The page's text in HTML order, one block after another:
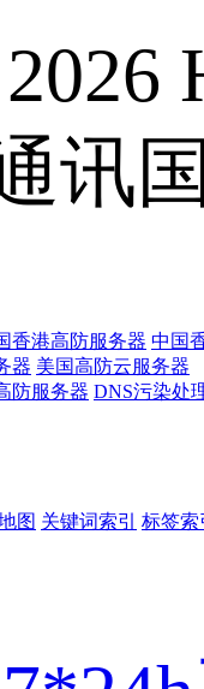
讯
香港高防服务器 中国
器 美国高防云服务器
防服务器 DNS污染处
图 关键词索引 标签索